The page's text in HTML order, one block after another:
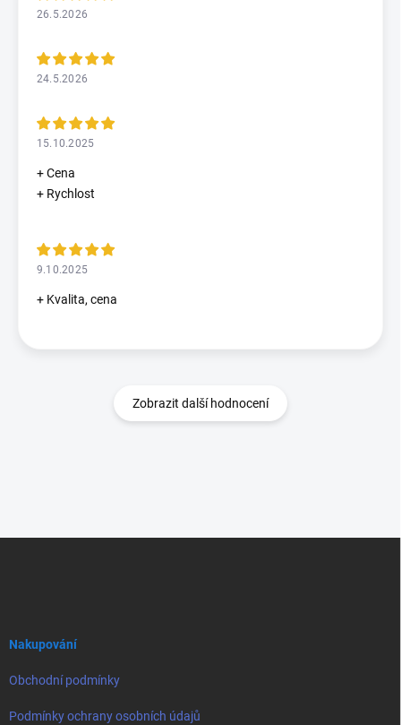
26.5.2026
24.5.2026
15.10.2025
+ Cena
+ Rychlost
9.10.2025
+ Kvalita, cena
Zobrazit další hodnocení
Nakupování
Obchodní podmínky
Podmínky ochrany osobních údajů